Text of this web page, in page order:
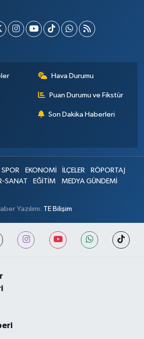
Hava Durumu
Puan Durumu ve Fikstür
Son Dakika Haberleri
SPOR EKONOMİ İLÇELER
RÖPORTAJ
SANAT EĞİTİM MEDYA GÜNDEMİ
Yazılımı: TE Bilişim